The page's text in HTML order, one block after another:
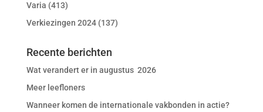
Varia (413)
Verkiezingen 2024(137)
Recente berichten
Wat verandert er in augustus 2026
Meer leefloners
Wanneer komen de internationale vakbonden in actie?